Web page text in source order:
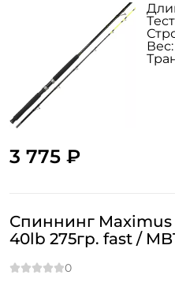
3 775 ₽
Вес:
Спиннинг Maximus
40lb 275гр. fast /